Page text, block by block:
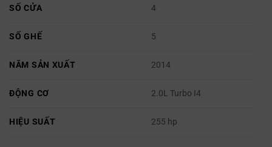
SỐ CỬA 4
SỐ GHẾ 5
NĂM SẢN XUẤT 2014
ĐỘNG CƠ 2.0L Turbo I4
HIỆU SUẤT 255 hp